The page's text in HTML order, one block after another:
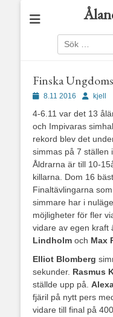
Sök
efter:
Finska
Publicerad
8.11 2016 Författare
kjell
4-6.11 var det 13
och Impivaras
rekord blev det
simmas på 7 ställen
Åldrarna är till 10-
killarna. Dom 16
Finaltävlingarna
simmare har i
möjligheter för fler
vidare av egen kraft
Lindholm och Max
Elliot Blomberg
sekunder. Rasmus
ställde upp på.
fjäril på nytt pers
vidare till final på